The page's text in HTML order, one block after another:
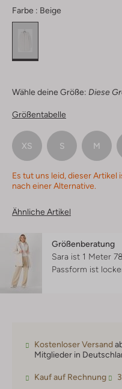
Farbe : Beige
Wähle deine Größe: Diese
Größentabelle
XS S M
Es tut uns leid, dieser
nach einer Alternative.
Ähnliche Artikel
Größenberatung
Sara ist 1 Meter
Passform ist
Kostenloser Versand
Mitglieder in
Kauf auf Rechnung